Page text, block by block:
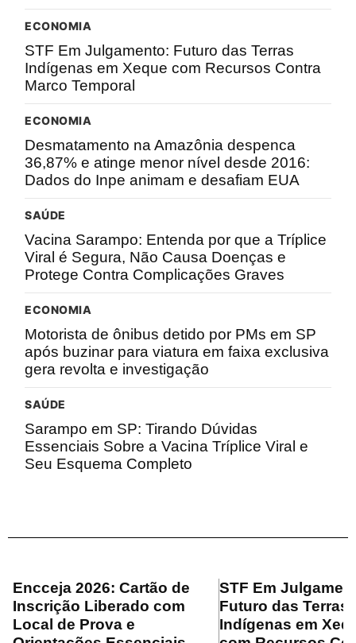
ECONOMIA
STF Em Julgamento: Futuro das Terras
Indígenas em Xeque com Recursos Contra
Marco Temporal
ECONOMIA
Desmatamento na Amazônia despenca
36,87% e atinge menor nível desde 2016:
Dados do Inpe animam e desafiam EUA
SAÚDE
Vacina Sarampo: Entenda por que a Tríplice
Viral é Segura, Não Causa Doenças e
Protege Contra Complicações Graves
ECONOMIA
Motorista de ônibus detido por PMs em SP
após buzinar para viatura em faixa exclusiva
gera revolta e investigação
SAÚDE
Sarampo em SP: Tirando Dúvidas
Essenciais Sobre a Vacina Tríplice Viral e
Seu Esquema Completo
Encceja 2026: Cartão de
Inscrição Liberado com
Local de Prova e
STF Em
Futuro das Terras
Indígenas em